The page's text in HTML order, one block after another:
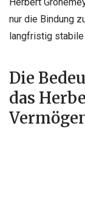
nur die Bindung
langfristig stabile
Die
das